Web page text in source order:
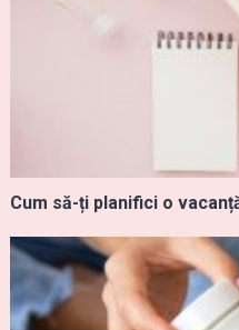
Cum să-ți planifici o